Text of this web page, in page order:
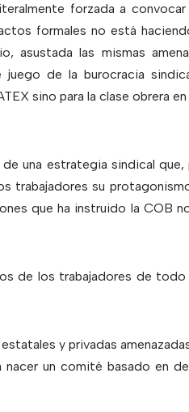
forzada a convocar
formales no está
asustada las mismas
de la burocracia
sino para la clase obrera
una estrategia sindical que,
trabajadores su
que ha instruido la COB
de los trabajadores de todo
y privadas
un comité basado en